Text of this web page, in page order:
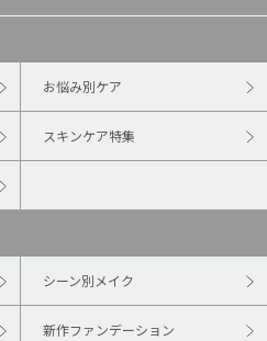
お悩み別ケア
スキンケア特集
シーン別メイク
新作ファンデーション